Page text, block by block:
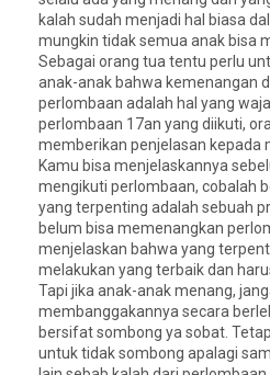
kalah sudah menjadi hal biasa
mungkin tidak semua anak bisa
Sebagai orang tua tentu perlu
anak-anak bahwa kemenangan
perlombaan adalah hal yang
perlombaan 17an yang diikuti,
memberikan penjelasan kepada
Kamu bisa menjelaskannya
mengikuti perlombaan, cobalah
yang terpenting adalah sebuah
belum bisa memenangkan
menjelaskan bahwa yang
melakukan yang terbaik dan
Tapi jika anak-anak menang,
membanggakannya secara
bersifat sombong ya sobat.
untuk tidak sombong apalagi